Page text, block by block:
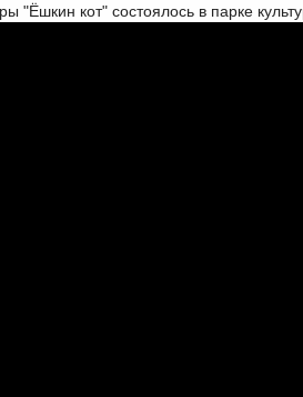
"Ёшкин кот" состоялось в парке